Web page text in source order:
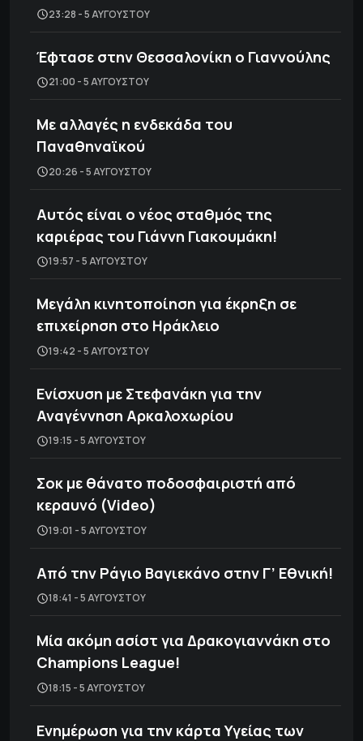
23:28 - 5 ΑΥΓΟΎΣΤΟΥ
Έφτασε στην Θεσσαλονίκη ο Γιαννούλης
21:00 - 5 ΑΥΓΟΎΣΤΟΥ
Με αλλαγές η ενδεκάδα του
Παναθηναϊκού
20:26 - 5 ΑΥΓΟΎΣΤΟΥ
Αυτός είναι ο νέος σταθμός της
καριέρας του Γιάννη Γιακουμάκη!
19:57 - 5 ΑΥΓΟΎΣΤΟΥ
Μεγάλη κινητοποίηση για έκρηξη σε
επιχείρηση στο Ηράκλειο
19:42 - 5 ΑΥΓΟΎΣΤΟΥ
Ενίσχυση με Στεφανάκη για την
Αναγέννηση Αρκαλοχωρίου
19:15 - 5 ΑΥΓΟΎΣΤΟΥ
Σοκ με θάνατο ποδοσφαιριστή από
κεραυνό (Video)
19:01 - 5 ΑΥΓΟΎΣΤΟΥ
Από την Ράγιο Βαγιεκάνο στην Γ’ Εθνική!
18:41 - 5 ΑΥΓΟΎΣΤΟΥ
Μία ακόμη ασίστ για Δρακογιαννάκη στο
Champions League!
18:15 - 5 ΑΥΓΟΎΣΤΟΥ
Ενημέρωση για την κάρτα Υγείας των